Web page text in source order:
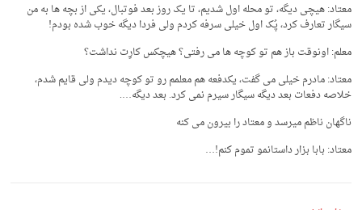
معتاد: هیچی دیگه، تو محله اول شدیم، تا یک روز بعد فوتبال، یکی از بچه ها به من
سیگار تعارف کرد، پُک اول خیلی سرفه کردم ولی فردا دیگه خوب شده بودم!
معلم: اونوقت باز هم تو کوچه ها می رفتی؟ هیچکس کارِت نداشت؟
معتاد: مادرم خیلی می گفت، یکدفعه هم معلمم رو تو کوچه دیدم ولی قایم شدم،
خلاصه دفعات بعد دیگه سیگار سیرم نمی کرد. بعد دیگه….
ناگهان ناظم میرسد و معتاد را بیرون می کنه
معتاد: بابا بزار داستانمو تموم کنم!…